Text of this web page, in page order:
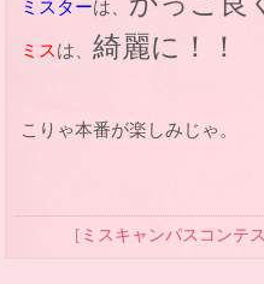
ミスターは、
ミスは、 綺麗に！！
こりゃ本番が楽しみじゃ。
[ ミスキャンパスコンテ